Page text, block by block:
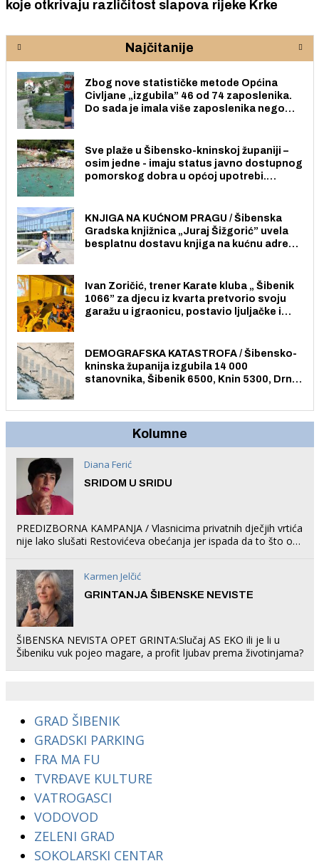
koje otkrivaju različitost slapova rijeke Krke
Najčitanije
Zbog nove statističke metode Općina
Civljane „izgubila” 46 od 74 zaposlenika.
Do sada je imala više zaposlenika nego
Sve plaže u Šibensko-kninskoj županiji –
osim jedne - imaju status javno dostupnog
pomorskog dobra u općoj upotrebi.
KNJIGA NA KUĆNOM PRAGU / Šibenska
Gradska knjižnica „Juraj Šižgorić” uvela
besplatnu dostavu knjiga na kućnu adresu
Ivan Zoričić, trener Karate kluba „ Šibenik
1066” za djecu iz kvarta pretvorio svoju
garažu u igraonicu, postavio ljuljačke i
DEMOGRAFSKA KATASTROFA / Šibensko-
kninska županija izgubila 14 000
stanovnika, Šibenik 6500, Knin 5300, Drniš
Kolumne
Diana Ferić
SRIDOM U SRIDU
PREDIZBORNA KAMPANJA / Vlasnicima privatnih dječjih vrtića
nije lako slušati Restovićeva obećanja jer ispada da to što oni
Karmen Jelčić
GRINTANJA ŠIBENSKE NEVISTE
ŠIBENSKA NEVISTA OPET GRINTA:Slučaj AS EKO ili je li u
Šibeniku vuk pojeo magare, a profit ljubav prema životinjama?
GRAD ŠIBENIK
GRADSKI PARKING
FRA MA FU
TVRĐAVE KULTURE
VATROGASCI
VODOVOD
ZELENI GRAD
SOKOLARSKI CENTAR